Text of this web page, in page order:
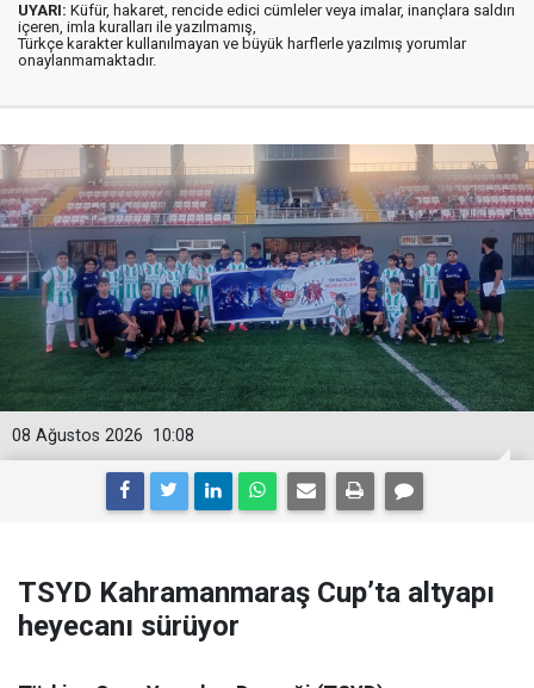
UYARI: Küfür, hakaret, rencide edici cümleler veya imalar, inançlara saldırı
içeren, imla kuralları ile yazılmamış,
Türkçe karakter kullanılmayan ve büyük harflerle yazılmış yorumlar
onaylanmamaktadır.
10:08
08 Ağustos 2026
TSYD Kahramanmaraş Cup’ta altyapı
heyecanı sürüyor